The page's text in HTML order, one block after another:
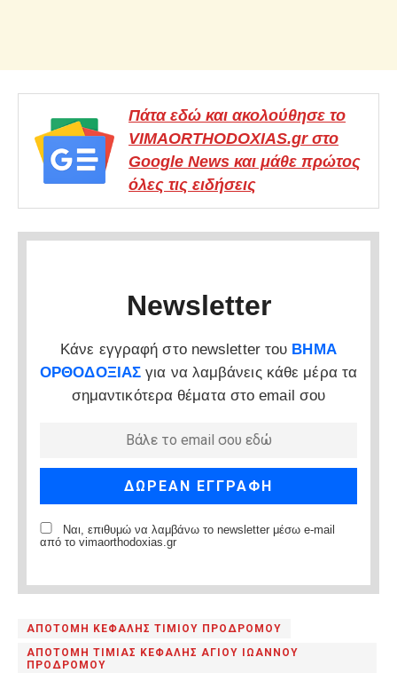
Πάτα εδώ και ακολούθησε το
VIMAORTHODOXIAS.gr στο
Google News και μάθε πρώτος
όλες τις ειδήσεις
Newsletter
Κάνε εγγραφή στο newsletter του ΒΗΜΑ
ΟΡΘΟΔΟΞΙΑΣ για να λαμβάνεις κάθε μέρα τα
σημαντικότερα θέματα στο email σου
Ναι, επιθυμώ να λαμβάνω το newsletter μέσω e-mail
από το vimaorthodoxias.gr
ΑΠΟΤΟΜΗ ΚΕΦΑΛΗΣ ΤΙΜΙΟΥ ΠΡΟΔΡΟΜΟΥ
ΑΠΟΤΟΜΗ ΤΙΜΙΑΣ ΚΕΦΑΛΗΣ ΑΓΙΟΥ ΙΩΑΝΝΟΥ
ΠΡΟΔΡΟΜΟΥ